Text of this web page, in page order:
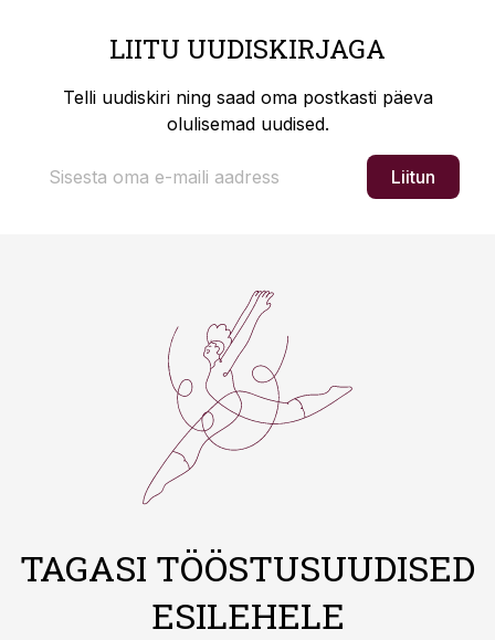
LIITU UUDISKIRJAGA
Telli uudiskiri ning saad oma postkasti päeva
olulisemad uudised.
Liitun
TAGASI TÖÖSTUSUUDISED
ESILEHELE